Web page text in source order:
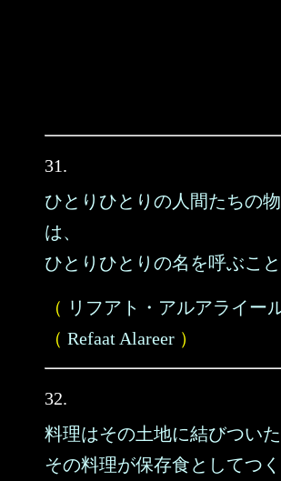
31.
ひとりひとりの人間たちの
は、
ひとりひとりの名を呼ぶこと
（ リフアト・アルアライー
（ Refaat Alareer ）
32.
料理はその土地に結びついた
その料理が保存食としてつ